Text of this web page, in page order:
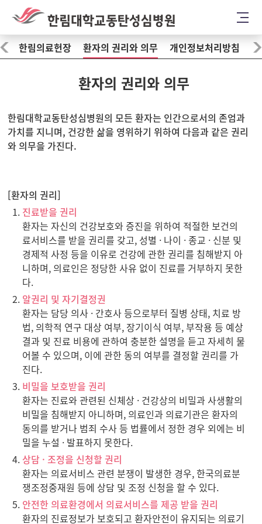
한림의료헌장 환자의 권리와 의무 개인정보처리방침
환자의 권리와 의무
한림대학교동탄성심병원의 모든 환자는 인간으로서의 존엄과
가치를 지니며, 건강한 삶을 영위하기 위하여 다음과 같은 권리
와 의무을 가진다.
[환자의 권리]
진료받을 권리
환자는 자신의 건강보호와 증진을 위하여 적절한 보건의
료서비스를 받을 권리를 갖고, 성별 · 나이 · 종교 · 신분 및
경제적 사정 등을 이유로 건강에 관한 권리를 침해받지 아
니하며, 의료인은 정당한 사유 없이 진료를 거부하지 못한
다.
알권리 및 자기결정권
환자는 담당 의사 · 간호사 등으로부터 질병 상태, 치료 방
법, 의학적 연구 대상 여부, 장기이식 여부, 부작용 등 예상
결과 및 진료 비용에 관하여 충분한 설명을 듣고 자세히 물
어볼 수 있으며, 이에 관한 동의 여부를 결정할 권리를 가
진다.
비밀을 보호받을 권리
환자는 진료와 관련된 신체상 · 건강상의 비밀과 사생활의
비밀을 침해받지 아니하며, 의료인과 의료기관은 환자의
동의를 받거나 범죄 수사 등 법률에서 정한 경우 외에는 비
밀을 누설 · 발표하지 못한다.
상담 · 조정을 신청할 권리
환자는 의료서비스 관련 분쟁이 발생한 경우, 한국의료분
쟁조정중재원 등에 상담 및 조정 신청을 할 수 있다.
안전한 의료환경에서 의료서비스를 제공 받을 권리
환자의 진료정보가 보호되고 환자안전이 유지되는 의료기